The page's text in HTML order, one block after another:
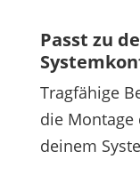
Passt zu
Tragfähige
die Montage
deinem